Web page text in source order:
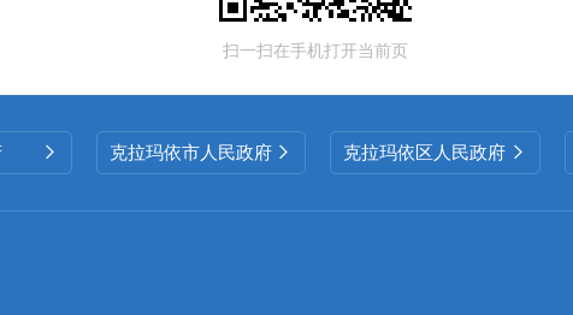
扫一扫在手机打开当前页
 克拉玛依市人民政府  克拉玛依区人民政府 